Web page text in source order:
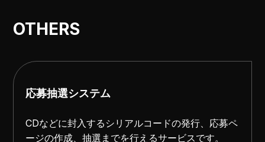
OTHERS
応募抽選システム
CDなどに封入するシリアルコードの発行、応募ペ
ージの作成、抽選までを行えるサービスです。